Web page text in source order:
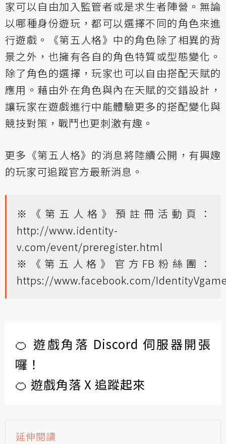
家可以自由加入監管者或是求生者陣營。無論
以哪種身份遊玩，都可以選擇不同的角色來進
行遊戲。《第五人格》中的角色除了相異的背
景之外，也擁有各自的角色特質或型態變化。
除了角色的選擇，玩家也可以自由搭配天賦的
應用。藉由外在角色與內在天賦的交錯設計，
讓玩家在遊戲進行中能體驗更多的搭配變化與
競技對策，戰鬥也更刺激有趣。
更多《第五人格》的消息將陸續公開，有興趣
的玩家可追蹤官方最新消息。
※《第五人格》預註冊活動頁：
http://www.identity-
v.com/event/preregister.html
※《第五人格》官方FB粉絲團：
https://www.facebook.com/
🍊 遊戲角落 Discord 伺服器開張
囉！
🍊 遊戲角落 X 追蹤起來
延伸閱讀